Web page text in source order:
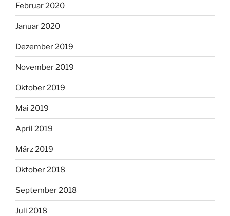
Februar 2020
Januar 2020
Dezember 2019
November 2019
Oktober 2019
Mai 2019
April 2019
März 2019
Oktober 2018
September 2018
Juli 2018